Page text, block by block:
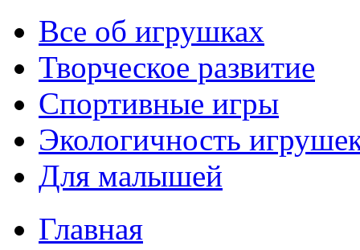
Все об игрушках
Творческое развитие
Спортивные игры
Экологичность
Для малышей
Главная